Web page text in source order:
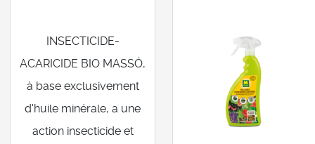
INSECTICIDE-
ACARICIDE BIO MASSÓ,
à base exclusivement
d'huile minérale, a une
action insecticide et